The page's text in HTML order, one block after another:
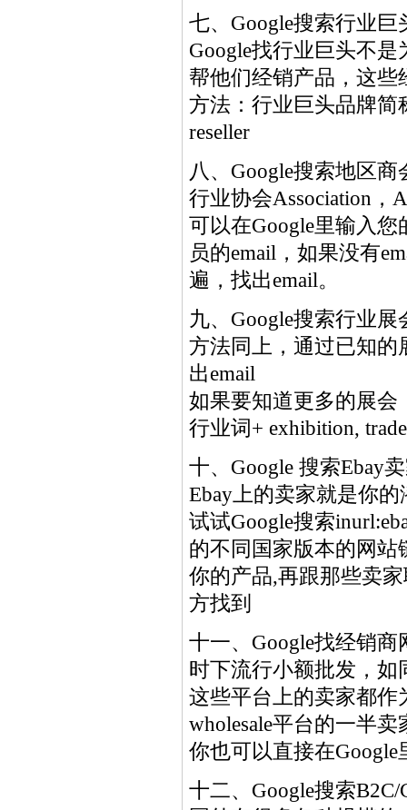
七、Google搜索行业巨
Google找行业巨头不
帮他们经销产品，这些
方法：行业巨头品牌简
reseller
八、Google搜索地区商
行业协会Association，
可以在Google里输入
员的email，如果没有
遍，找出email。
九、Google搜索行业展
方法同上，通过已知的
出email
如果要知道更多的展会
行业词+ exhibition,
十、Google 搜索Ebay
Ebay上的卖家就是你
试试Google搜索
的不同国家版本的网站
你的产品,再跟那些卖
方找到
十一、Google找经销商
时下流行小额批发，如
这些平台上的卖家都作
wholesale平台的一半
你也可以直接在Google
十二、Google搜索B2C/